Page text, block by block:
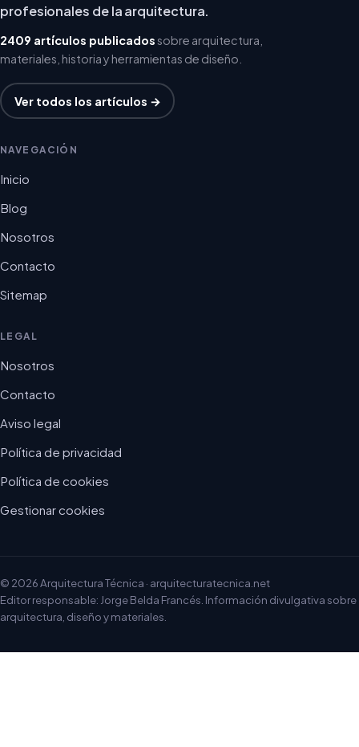
profesionales de la arquitectura.
2409 artículos publicadossobre arquitectura,
materiales, historia y herramientas de diseño.
Ver todos los artículos →
NAVEGACIÓN
Inicio
Blog
Nosotros
Contacto
Sitemap
LEGAL
Nosotros
Contacto
Aviso legal
Política de privacidad
Política de cookies
Gestionar cookies
© 2026 Arquitectura Técnica · arquitecturatecnica.net
Editor responsable: Jorge Belda Francés. Información divulgativa sobre
arquitectura, diseño y materiales.